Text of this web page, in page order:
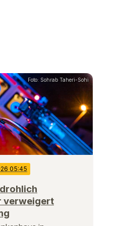
Foto: Sohrab Taheri-Sohi
05:45
verweigert